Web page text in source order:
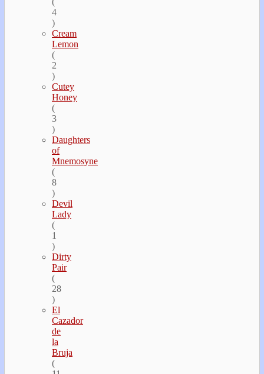
4
)
Cream
Lemon
(
2
)
Cutey
Honey
(
3
)
Daughters
of
Mnemosyne
(
8
)
Devil
Lady
(
1
)
Dirty
Pair
(
28
)
El
Cazador
de
la
Bruja
(